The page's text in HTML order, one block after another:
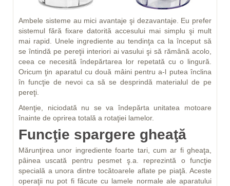
Ambele sisteme au mici avantaje şi dezavantaje. Eu prefer
sistemul fără fixare datorită accesului mai simplu şi mult
mai rapid. Unele ingrediente au tendinţa ca la început să
se întindă pe pereţii interiori ai vasului şi să rămână acolo,
ceea ce necesită îndepărtarea lor repetată cu o lingură.
Oricum ţin aparatul cu două mâini pentru a-l putea înclina
în funcţie de nevoi ca să se desprindă materialul de pe
pereţi.
Atenţie, niciodată nu se va îndepărta unitatea motoare
înainte de oprirea totală a rotaţiei lamelor.
Funcţie spargere gheaţă
Mărunţirea unor ingrediente foarte tari, cum ar fi gheaţa,
pâinea uscată pentru pesmet ş.a. reprezintă o funcţie
specială a unora dintre tocătoarele aflate pe piaţă. Aceste
operaţii nu pot fi făcute cu lamele normale ale aparatului